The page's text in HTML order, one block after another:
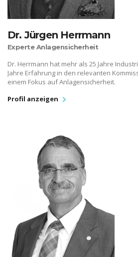
Dr. Jürgen Herrmann
Experte Anlagensicherheit
Dr. Herrmann hat mehr als 25 Jahre
Jahre Erfahrung in den relevanten
einem Fokus auf Anlagensicherheit.
Profil anzeigen